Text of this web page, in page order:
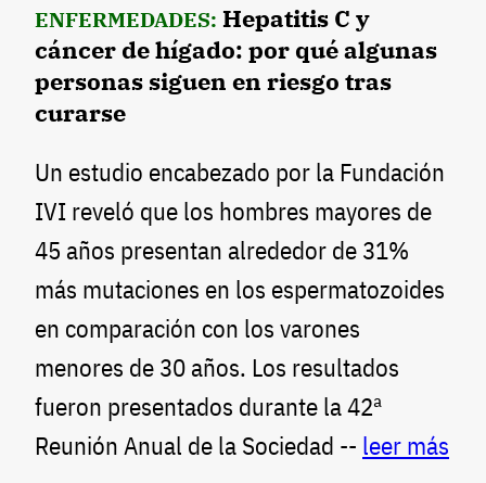
ENFERMEDADES: Hepatitis C y
cáncer de hígado: por qué algunas
personas siguen en riesgo tras
curarse
Un estudio encabezado por la Fundación
IVI reveló que los hombres mayores de
45 años presentan alrededor de 31%
más mutaciones en los espermatozoides
en comparación con los varones
menores de 30 años. Los resultados
fueron presentados durante la 42ª
Reunión Anual de la Sociedad -- leer más